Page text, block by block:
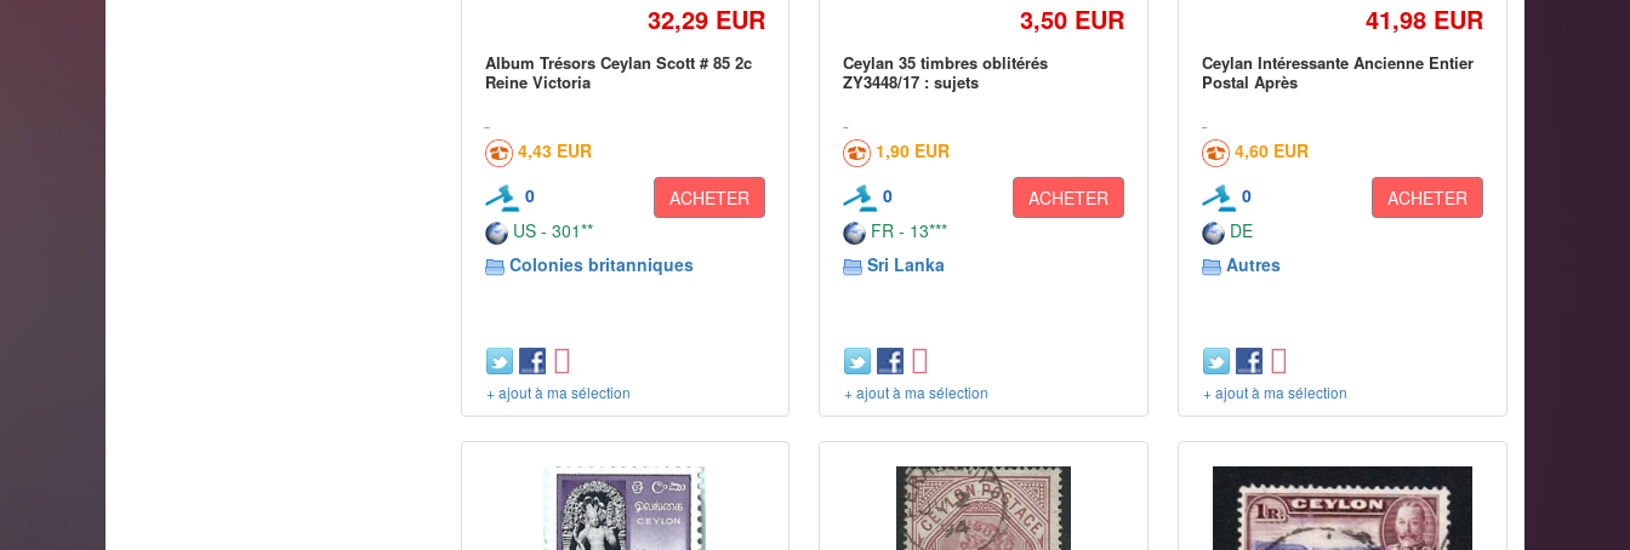
32,29 EUR
Album Trésors Ceylan Scott # 85 2c
Reine Victoria
4,43 EUR
0
ACHETER
US - 301**
Colonies britanniques
+ ajout à ma sélection
3,50 EUR
Ceylan 35 timbres oblitérés
ZY3448/17 : sujets
1,90 EUR
0
ACHETER
FR - 13***
Sri Lanka
+ ajout à ma sélection
41,98 EUR
Ceylan Intéressante Ancienne Entier
Postal Après
4,60 EUR
0
ACHETER
DE
Autres
+ ajout à ma sélection